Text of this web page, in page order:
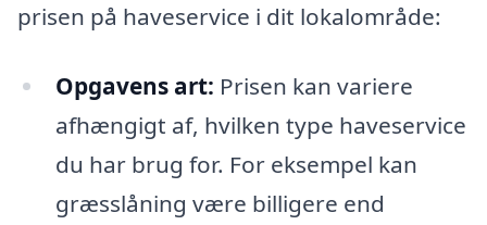
prisen på haveservice i dit lokalområde:
Opgavens art: Prisen kan variere
afhængigt af, hvilken type haveservice
du har brug for. For eksempel kan
græsslåning være billigere end